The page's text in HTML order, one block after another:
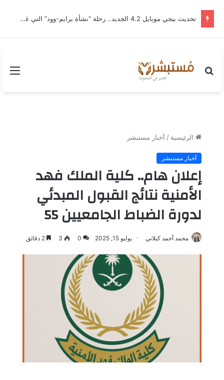
تحديث ببجي موبايل 4.2 الجديد.. رحلة “نشأة برايم-وود” التي غيّرت وجه إرانجل إلى الأبد
بحث
الرئيسية / أخبار مستبشر
أخبار مستبشر
إعلان هام.. كلية الملك فهد
الأمنية نتائج القبول المبدئي
لدورة الضباط الجامعيين 55
محمد أحمد كيلاني يوليو 15, 2025 0
3